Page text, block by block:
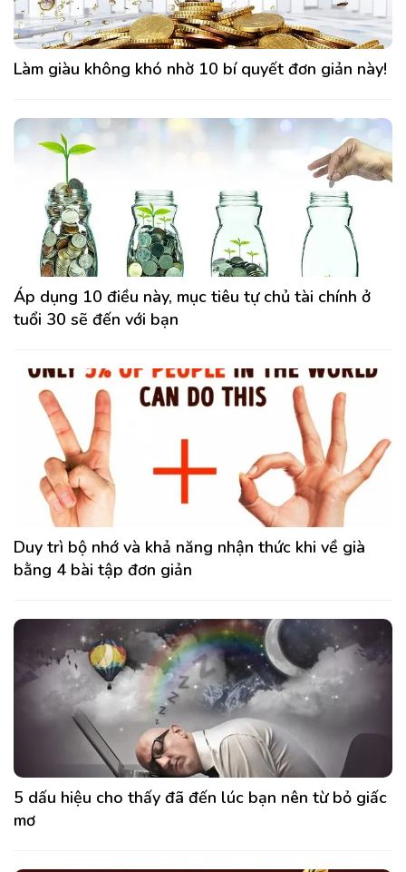
Làm giàu không khó nhờ 10 bí quyết đơn giản này!
Áp dụng 10 điều này, mục tiêu tự chủ tài chính ở
tuổi 30 sẽ đến với bạn
Duy trì bộ nhớ và khả năng nhận thức khi về già
bằng 4 bài tập đơn giản
5 dấu hiệu cho thấy đã đến lúc bạn nên từ bỏ giấc
mơ